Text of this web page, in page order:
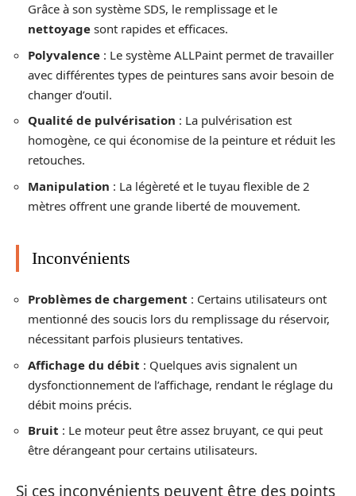
Grâce à son système SDS, le remplissage et le
nettoyage sont rapides et efficaces.
Polyvalence : Le système ALLPaint permet de travailler
avec différentes types de peintures sans avoir besoin de
changer d’outil.
Qualité de pulvérisation : La pulvérisation est
homogène, ce qui économise de la peinture et réduit les
retouches.
Manipulation : La légèreté et le tuyau flexible de 2
mètres offrent une grande liberté de mouvement.
Inconvénients
Problèmes de chargement : Certains utilisateurs ont
mentionné des soucis lors du remplissage du réservoir,
nécessitant parfois plusieurs tentatives.
Affichage du débit : Quelques avis signalent un
dysfonctionnement de l’affichage, rendant le réglage du
débit moins précis.
Bruit : Le moteur peut être assez bruyant, ce qui peut
être dérangeant pour certains utilisateurs.
Si ces inconvénients peuvent être des points